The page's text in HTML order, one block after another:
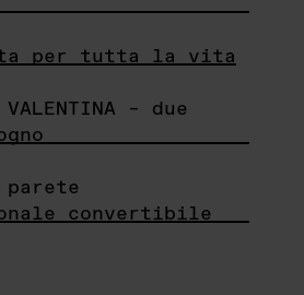
per tutta la vita
VALENTINA – due
parete
convertibile